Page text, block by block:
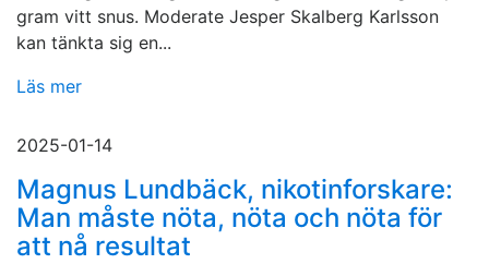
gram vitt snus. Moderate Jesper Skalberg Karlsson
kan tänkta sig en...
Läs mer
2025-01-14
Magnus Lundbäck, nikotinforskare:
Man måste nöta, nöta och nöta för
att nå resultat